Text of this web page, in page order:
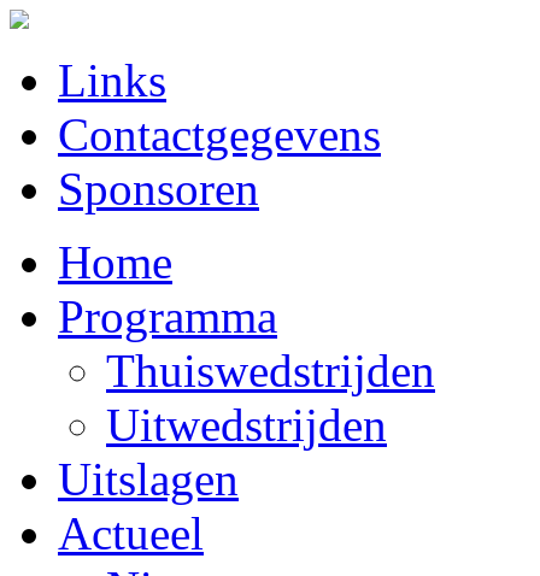
Links
Contactgegevens
Sponsoren
Home
Programma
Thuiswedstrijden
Uitwedstrijden
Uitslagen
Actueel